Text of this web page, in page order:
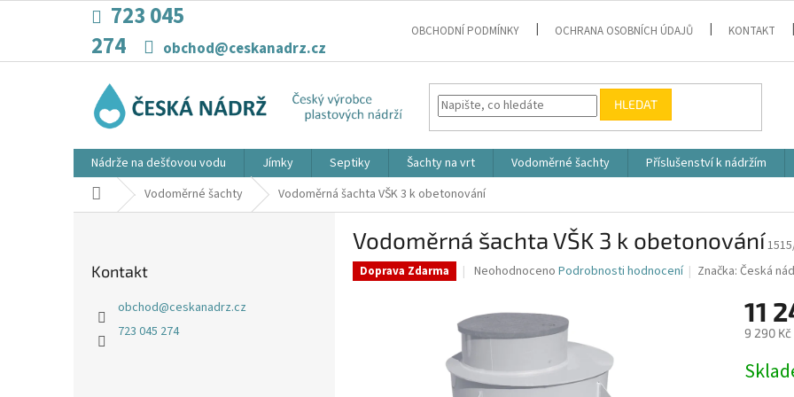
723 045
274
obchod@ceskanadrz.cz
OBCHODNÍ PODMÍNKY OCHRANA OSOBNÍCH ÚDAJŮ KONTAKT
HLEDAT
Nádrže na dešťovou vodu Jímky Septiky Šachty na vrt Vodoměrné šachty Příslušenství k nádržím
Domů Vodoměrné šachty Vodoměrná šachta VŠK 3 k obetonování
Kontakt
obchod@ceskanadrz.cz
723 045 274
Vodoměrná šachta VŠK 3 k obetonování
Doprava Zdarma
Průměrné
je
0,0
5
hvězdiček.
Neohodnoceno Podrobnosti hodnocení Značka:Česká
11
9 290 Kč
cena: